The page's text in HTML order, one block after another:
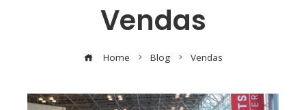
Vendas
Home Blog Vendas